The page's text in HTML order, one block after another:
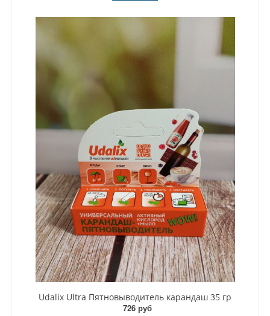
Udalix Ultra Пятновыводитель карандаш 35 гр
726 руб